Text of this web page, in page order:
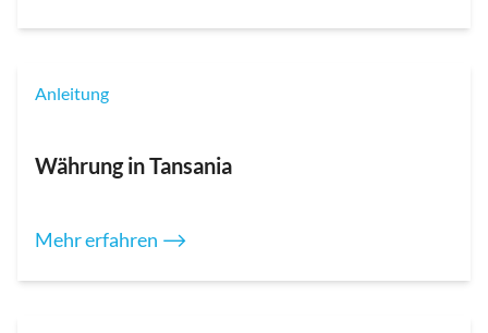
Anleitung
Währung in Tansania
Mehr erfahren ⟶